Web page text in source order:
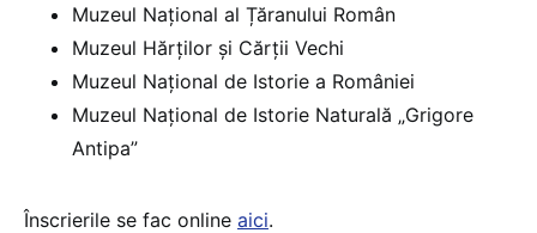
Muzeul Național al Țăranului Român
Muzeul Hărților și Cărții Vechi
Muzeul Național de Istorie a României
Muzeul Național de Istorie Naturală „Grigore
Antipa”
Înscrierile se fac online aici.